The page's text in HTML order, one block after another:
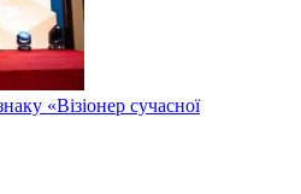
«Візіонер сучасної